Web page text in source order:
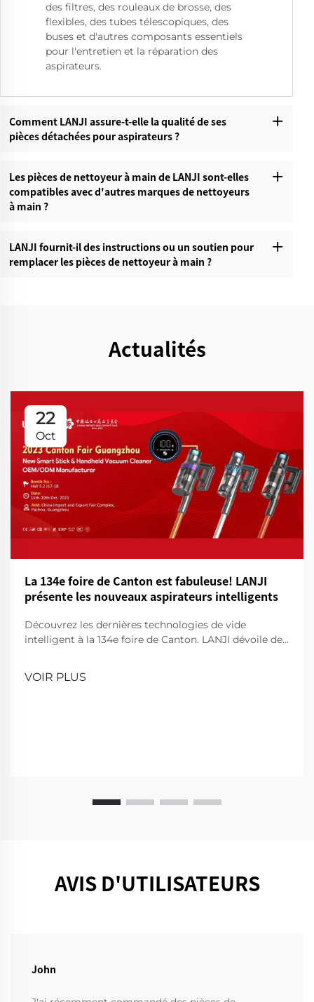
des filtres, des rouleaux de brosse, des
flexibles, des tubes télescopiques, des
buses et d'autres composants essentiels
pour l'entretien et la réparation des
aspirateurs.
Comment LANJI assure-t-elle la qualité de ses
pièces détachées pour aspirateurs ?‌
Les pièces de nettoyeur à main de LANJI sont-elles
compatibles avec d'autres marques de nettoyeurs
à main ?‌
LANJI fournit-il des instructions ou un soutien pour
remplacer les pièces de nettoyeur à main ?‌
Actualités
22
Oct
La 134e foire de Canton est fabuleuse! LANJI
présente les nouveaux aspirateurs intelligents
Découvrez les dernières technologies de vide
intelligent à la 134e foire de Canton. LANJI dévoile des
une démonstration!
VOIR PLUS
AVIS D'UTILISATEURS
John